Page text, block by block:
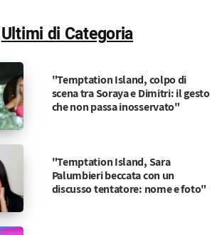
Ultimi di Categoria
"Temptation Island, colpo di
scena tra Soraya e Dimitri: il gesto
che non passa inosservato"
"Temptation Island, Sara
Palumbieri beccata con un
discusso tentatore: nome e foto"